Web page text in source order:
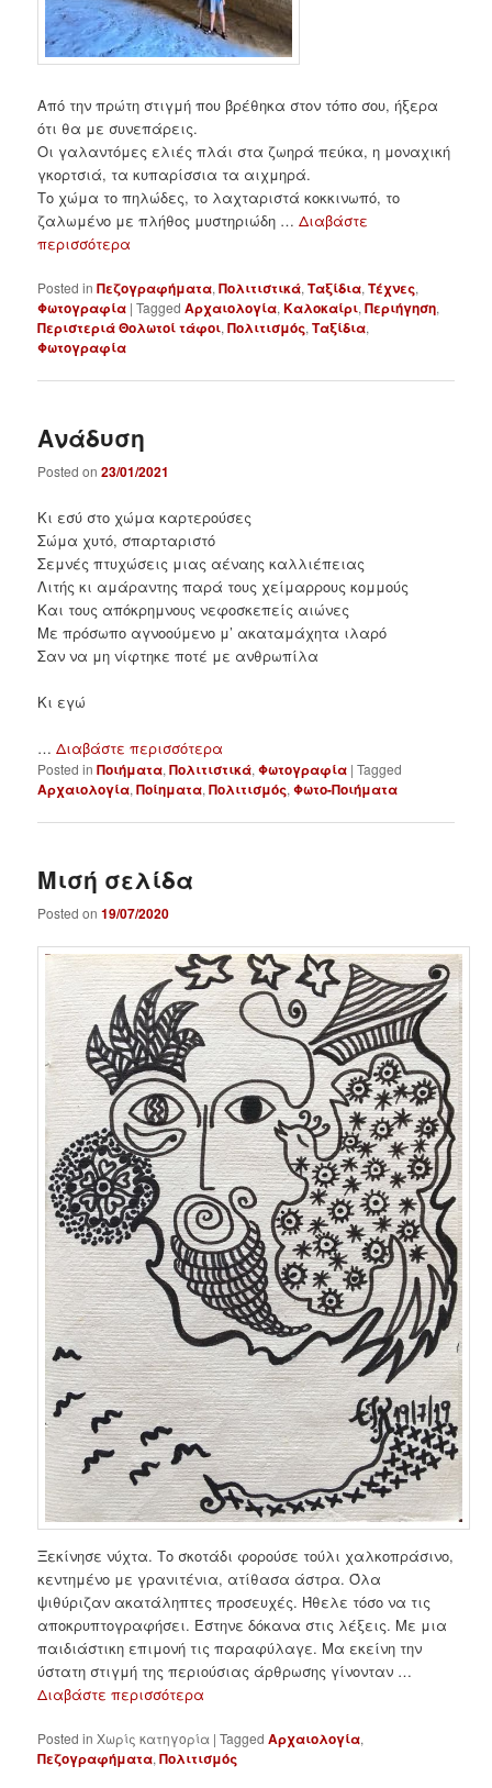
Από την πρώτη στιγμή που βρέθηκα στον τόπο σου, ήξερα
ότι θα με συνεπάρεις.
Οι γαλαντόμες ελιές πλάι στα ζωηρά πεύκα, η μοναχική
γκορτσιά, τα κυπαρίσσια τα αιχμηρά.
Το χώμα το πηλώδες, το λαχταριστά κοκκινωπό, το
ζαλωμένο με πλήθος μυστηριώδη …Διαβάστε
περισσότερα
Posted in Πεζογραφήματα,Πολιτιστικά,Ταξίδια,Τέχνες,
Φωτογραφία |Tagged Αρχαιολογία,Καλοκαίρι,Περιήγηση,
Περιστεριά Θολωτοί τάφοι,Πολιτισμός,Ταξίδια,
Φωτογραφία
Ανάδυση
Posted on23/01/2021
Κι εσύ στο χώμα καρτερούσες
Σώμα χυτό, σπαρταριστό
Σεμνές πτυχώσεις μιας αέναης καλλιέπειας
Λιτής κι αμάραντης παρά τους χείμαρρους κομμούς
Και τους απόκρημνους νεφοσκεπείς αιώνες
Με πρόσωπο αγνοούμενο μ’ ακαταμάχητα ιλαρό
Σαν να μη νίφτηκε ποτέ με ανθρωπίλα
Κι εγώ
…Διαβάστε περισσότερα
Posted in Ποιήματα,Πολιτιστικά,Φωτογραφία |Tagged
Αρχαιολογία,Ποίηματα,Πολιτισμός,Φωτο-Ποιήματα
Μισή σελίδα
Posted on19/07/2020
Ξεκίνησε νύχτα. Το σκοτάδι φορούσε τούλι χαλκοπράσινο,
κεντημένο με γρανιτένια, ατίθασα άστρα. Όλα
ψιθύριζαν ακατάληπτες προσευχές. Ήθελε τόσο να τις
αποκρυπτογραφήσει. Έστηνε δόκανα στις λέξεις. Με μια
παιδιάστικη επιμονή τις παραφύλαγε. Μα εκείνη την
ύστατη στιγμή της περιούσιας άρθρωσης γίνονταν …
Διαβάστε περισσότερα
Posted in Χωρίς κατηγορία |Tagged Αρχαιολογία,
Πεζογραφήματα,Πολιτισμός